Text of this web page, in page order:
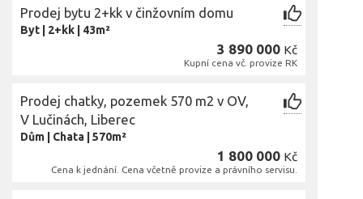
Prodej bytu 2+kk v činžovním domu
Byt 2+kk 43m²
3 890 000 Kč
Kupní cena vč. provize RK
Prodej chatky, pozemek 570 m2 v OV,
V Lučinách, Liberec
Dům Chata 570m²
1 800 000 Kč
Cena k jednání. Cena včetně provize a právního servisu.